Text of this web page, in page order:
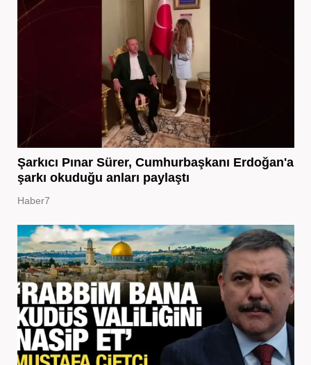
Şarkıcı Pınar Sürer, Cumhurbaşkanı Erdoğan'a
şarkı okuduğu anları paylaştı
Haber7